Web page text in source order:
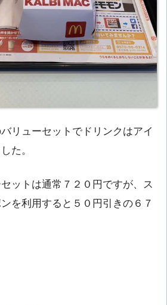
リューセットでドリンクはアイ
た。
ットは通常７２０円ですが、ス
を利用すると５０円引きの６７